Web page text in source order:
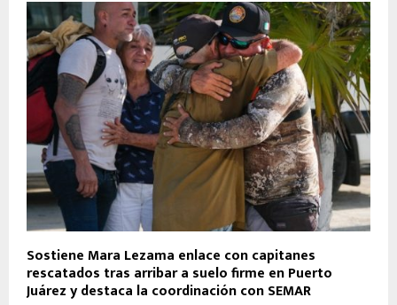
Sostiene Mara Lezama enlace con capitanes
rescatados tras arribar a suelo firme en Puerto
Juárez y destaca la coordinación con SEMAR